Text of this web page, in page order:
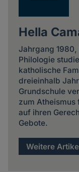
Hella
Jahrgang
Philologie
katholische
dreieinhalb
Grundschule
zum Atheismus
auf ihren
Gebote.
Weitere